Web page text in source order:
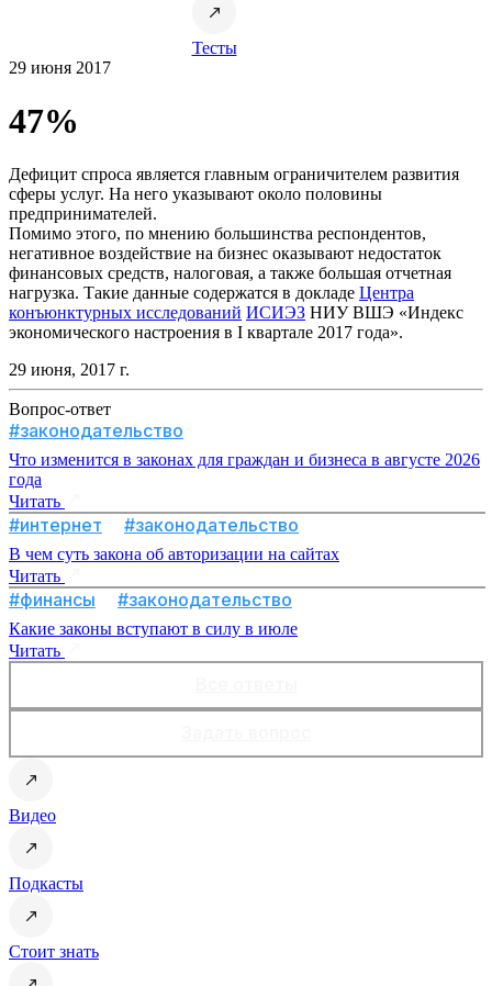
Тесты
29 июня 2017
47%
Дефицит спроса является главным ограничителем развития
сферы услуг. На него указывают около половины
предпринимателей.
Помимо этого, по мнению большинства респондентов,
негативное воздействие на бизнес оказывают недостаток
финансовых средств, налоговая, а также большая отчетная
нагрузка. Такие данные содержатся в докладе Центра
конъюнктурных исследований ИСИЭЗ НИУ ВШЭ «Индекс
экономического настроения в I квартале 2017 года».
29 июня, 2017 г.
Вопрос-ответ
#законодательство
Что изменится в законах для граждан и бизнеса в августе 2026
года
Читать
#интернет #законодательство
В чем суть закона об авторизации на сайтах
Читать
#финансы #законодательство
Какие законы вступают в силу в июле
Читать
Видео
Подкасты
Стоит знать